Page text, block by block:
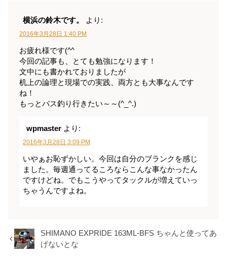
横浜の鈴木です。 より:
2016年3月28日 1:40 PM
お疲れ様です(^^ゞ
今回の記事も、とても勉強になります！
文中にも書かれておりましたが
机上の論理と現場での実践、両方とも大事なんです
ね！
もっとバス釣り行きたい～～(^_^.)
wpmaster より:
2016年3月28日 3:09 PM
いやぁお恥ずかしい。今回は自分のブランクを感じ
ました。毎週通ってるころならこんな事なかったん
ですけどね。でもこうやってタックルが増えていっ
ちゃうんですよね。
SHIMANO EXPRIDE 163ML-BFS ちゃんと使ってあ
げないとな